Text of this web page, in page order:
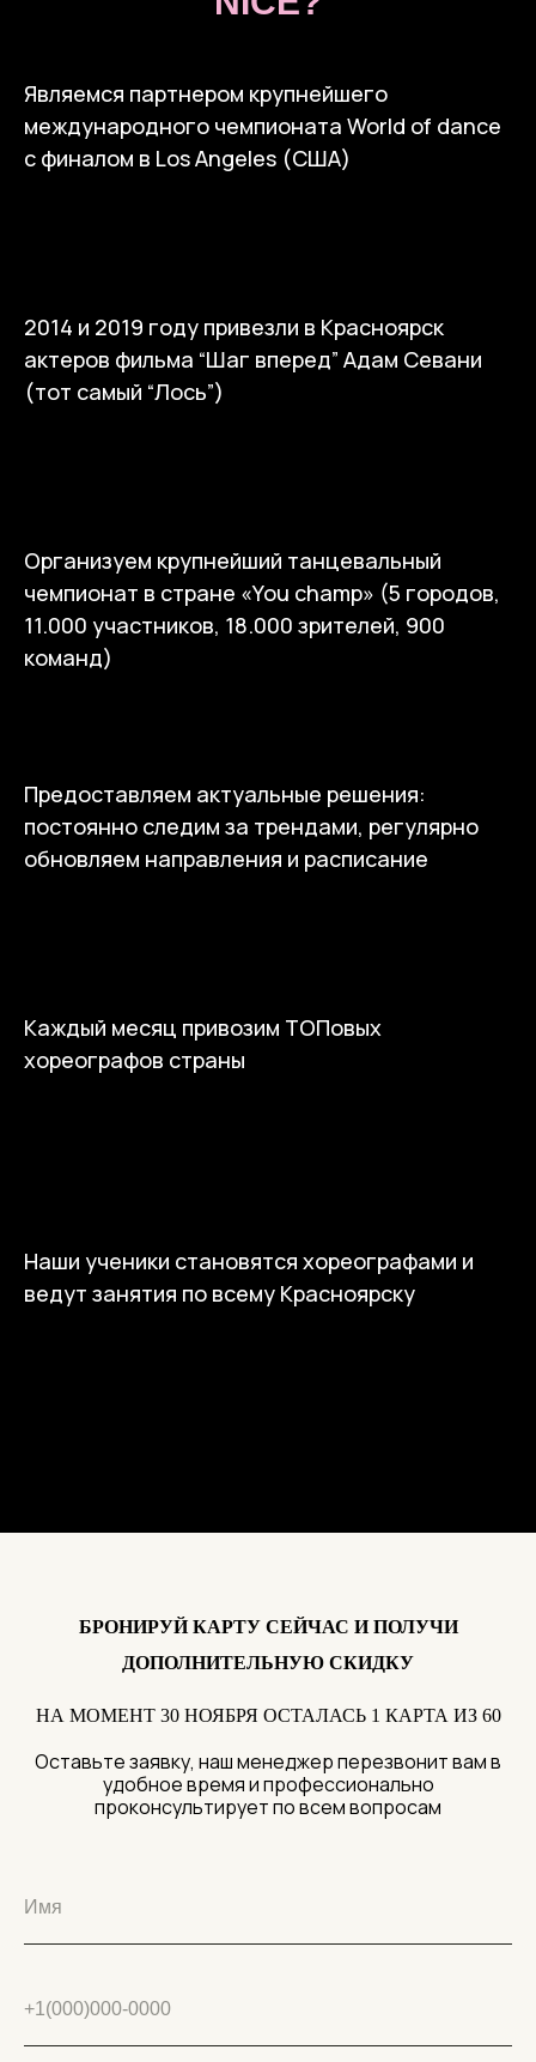
Являемся партнером крупнейшего
международного чемпионата World of dance
с финалом в Los Angeles (США)
2014 и 2019 году привезли в Красноярск
актеров фильма “Шаг вперед” Адам Севани
(тот самый “Лось”)
Организуем крупнейший танцевальный
чемпионат в стране «You champ» (5 городов,
11.000 участников, 18.000 зрителей, 900
команд)
Предоставляем актуальные решения:
постоянно следим за трендами, регулярно
обновляем направления и расписание
Каждый месяц привозим ТОПовых
хореографов страны
Наши ученики становятся хореографами и
ведут занятия по всему Красноярску
БРОНИРУЙ КАРТУ СЕЙЧАС И ПОЛУЧИ
ДОПОЛНИТЕЛЬНУЮ СКИДКУ
НА МОМЕНТ 30 НОЯБРЯ ОСТАЛАСЬ 1 КАРТА ИЗ 60
Оставьте заявку, наш менеджер перезвонит вам в
удобное время и профессионально
проконсультирует по всем вопросам